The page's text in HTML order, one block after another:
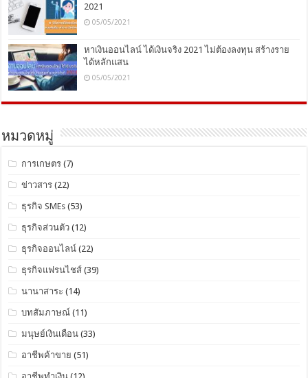
2021
05/05/2021
หาเงินออนไลน์ ได้เงินจริง 2021 ไม่ต้องลงทุน สร้างราย
ได้หลักแสน
05/05/2021
หมวดหมู่
การเกษตร (7)
ข่าวสาร (22)
ธุรกิจ SMEs (53)
ธุรกิจส่วนตัว (12)
ธุรกิจออนไลน์ (22)
ธุรกิจแฟรนไชส์ (39)
นานาสาระ (14)
บทสัมภาษณ์ (11)
มนุษย์เงินเดือน (33)
อาชีพค้าขาย (51)